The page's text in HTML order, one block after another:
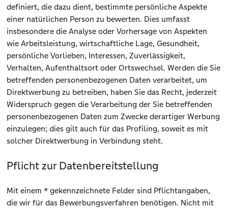
definiert, die dazu dient, bestimmte persönliche Aspekte
einer natürlichen Person zu bewerten. Dies umfasst
insbesondere die Analyse oder Vorhersage von Aspekten
wie Arbeitsleistung, wirtschaftliche Lage, Gesundheit,
persönliche Vorlieben, Interessen, Zuverlässigkeit,
Verhalten, Aufenthaltsort oder Ortswechsel. Werden die Sie
betreffenden personenbezogenen Daten verarbeitet, um
Direktwerbung zu betreiben, haben Sie das Recht, jederzeit
Widerspruch gegen die Verarbeitung der Sie betreffenden
personenbezogenen Daten zum Zwecke derartiger Werbung
einzulegen; dies gilt auch für das Profiling, soweit es mit
solcher Direktwerbung in Verbindung steht.
Pflicht zur Datenbereitstellung
Mit einem * gekennzeichnete Felder sind Pflichtangaben,
die wir für das Bewerbungsverfahren benötigen. Nicht mit